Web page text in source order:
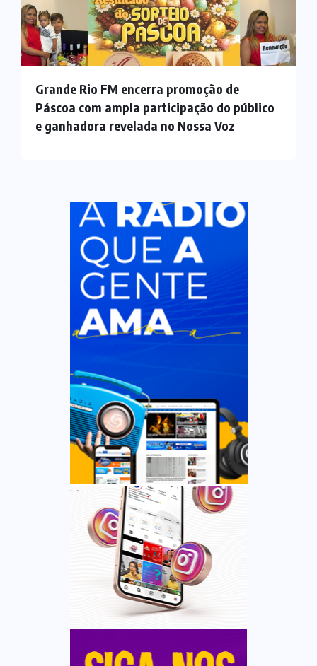
Grande Rio FM encerra promoção de
Páscoa com ampla participação do público
e ganhadora revelada no Nossa Voz